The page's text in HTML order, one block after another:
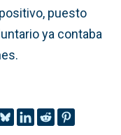
puesto
ya contaba